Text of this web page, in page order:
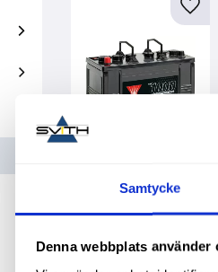
Samtycke
Denna webbplats använder
Batteri Yuasa
126Ah Shd
+-347X174X285
större mängd?